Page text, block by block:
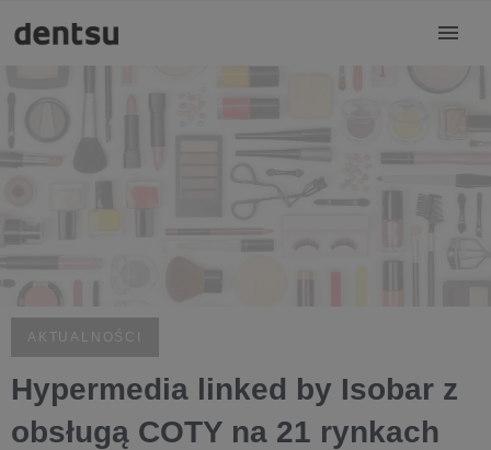
AKTUALNOŚCI
Hypermedia linked by Isobar z
obsługą COTY na 21 rynkach